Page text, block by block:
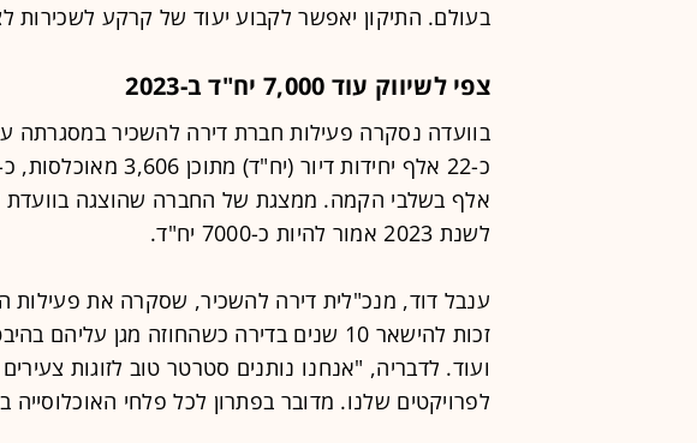
בעולם. התיקון יאפשר לקבוע יעוד של קרקע לשכירות
צפי לשיווק עוד 7,000 יח"ד ב-2023
בוועדה נסקרה פעילות חברת דירה להשכיר במסגרתה
אלף בשלבי הקמה. ממצגת של החברה שהוצגה בוועדת
לשנת 2023 אמור להיות כ-7000 יח"ד.
ענבל דוד, מנכ"לית דירה להשכיר, שסקרה את פעילות
זכות להישאר 10 שנים בדירה כשהחוזה מגן
ועוד. לדבריה, "אנחנו נותנים סטרטר טוב לזוגות
לפרויקטים שלנו. מדובר בפתרון לכל פלחי האוכלוסייה